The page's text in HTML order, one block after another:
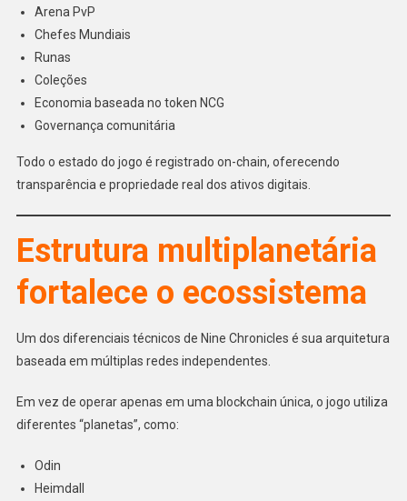
Arena PvP
Chefes Mundiais
Runas
Coleções
Economia baseada no token NCG
Governança comunitária
Todo o estado do jogo é registrado on-chain, oferecendo
transparência e propriedade real dos ativos digitais.
Estrutura multiplanetária
fortalece o ecossistema
Um dos diferenciais técnicos de Nine Chronicles é sua arquitetura
baseada em múltiplas redes independentes.
Em vez de operar apenas em uma blockchain única, o jogo utiliza
diferentes “planetas”, como:
Odin
Heimdall